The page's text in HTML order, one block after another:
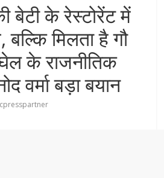
बेटी के रेस्टोरेंट में
बल्कि मिलता है गौ
के राजनीतिक
वर्मा बड़ा बयान